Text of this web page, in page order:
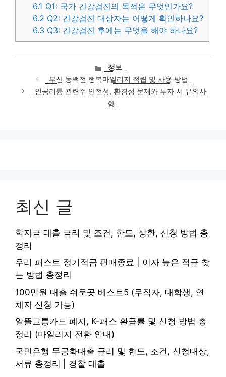
6.1 Q1: 국가 건강검진의 목적은 무엇인가요?
6.2 Q2: 건강검진 대상자는 어떻게 확인하나요?
6.3 Q3: 건강검진 후에는 무엇을 해야 하나요?
카
테
고
리
정보
부산 동백전 행복마일리지 적립 및 사용 방법
인공리튬 관련주 안전성, 환경성 문제와 투자 시 유의사
항
최신 글
학자금 대출 금리 및 조건, 한도, 상환, 신청 방법 총
정리
우리 퍼스트 정기적금 판매종료 | 이자 높은 적금 찾
는 방법 총정리
100만원 대출 쉬운곳 베스트5 (무직자, 대학생, 연
체자 신청 가능)
알뜰교통카드 폐지, K-패스 환급률 및 신청 방법 총
정리 (마일리지 전환 안내)
국민은행 무궁화대출 금리 및 한도, 조건, 신청대상,
서류 총정리 | 경찰 대출